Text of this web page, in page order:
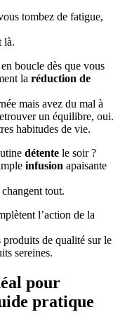
tombez de fatigue,
là.
boucle dès que vous
la réduction de
mais avez du mal à
un équilibre, oui.
habitudes de vie.
détente le soir ?
infusion apaisante
tout.
l’action de la
produits de qualité sur le
sereines.
pour
pratique